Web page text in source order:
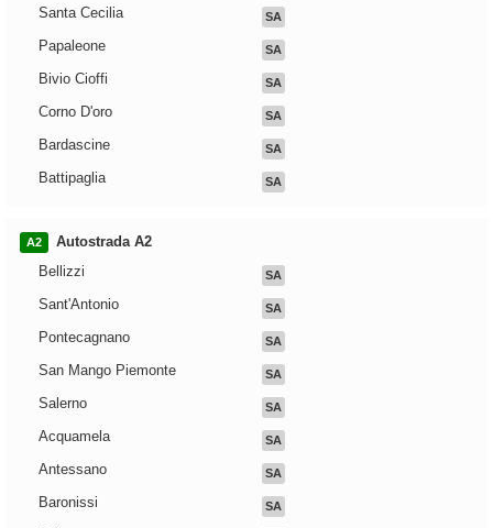
Santa Cecilia SA
Papaleone SA
Bivio Cioffi SA
Corno D'oro SA
Bardascine SA
Battipaglia SA
A2
Autostrada A2
Bellizzi
SA
Sant'Antonio SA
Pontecagnano SA
San Mango Piemonte SA
Salerno SA
Acquamela SA
Antessano SA
Baronissi SA